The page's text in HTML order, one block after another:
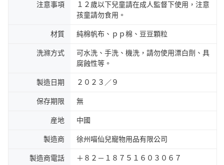
注意事項
１２歲以下兒童請在成人監督下使用，注意
孩童請勿食用。
材質 純棉帆布、ｐｐ棉、豆豆顆粒
洗滌方式
可水洗、手洗、機洗，請勿使用漂白劑、具
腐蝕性等。
製造日期 ２０２３／９
保存期限 無
産地 中國
製造商 徐州喵仙兒寵物用品有限公司
製造商電話 ＋８２－１８７５１６０３０６７